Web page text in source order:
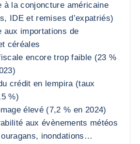
à la conjoncture américaine
IDE et remises d’expatriés)
aux importations de
céréales
encore trop faible (23 %
crédit en lempira (taux
%)
élevé (7,2 % en 2024)
aux évènements météos
inondations…